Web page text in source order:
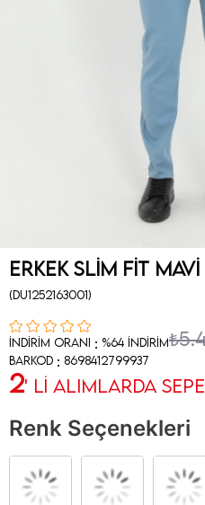
Erkek Slim Fit
(DU1252163001)
İndirim Oranı : %64 İndirim
Barkod : 8698412799937
2' Lİ ALIMLARDA
Renk Seçenekleri